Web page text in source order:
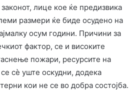
лице кое ќе предизвика
размери ќе биде осудено на
осум години. Причини за
фактор, се и високите
пожари, ресурсите на
сè уште оскудни, додека
кои не се во добра состојба.